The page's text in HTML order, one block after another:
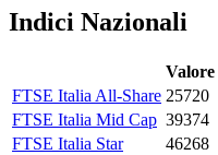
Indici Nazionali
Valore
FTSE Italia All-Share 25720
FTSE Italia Mid Cap 39374
FTSE Italia Star
46268